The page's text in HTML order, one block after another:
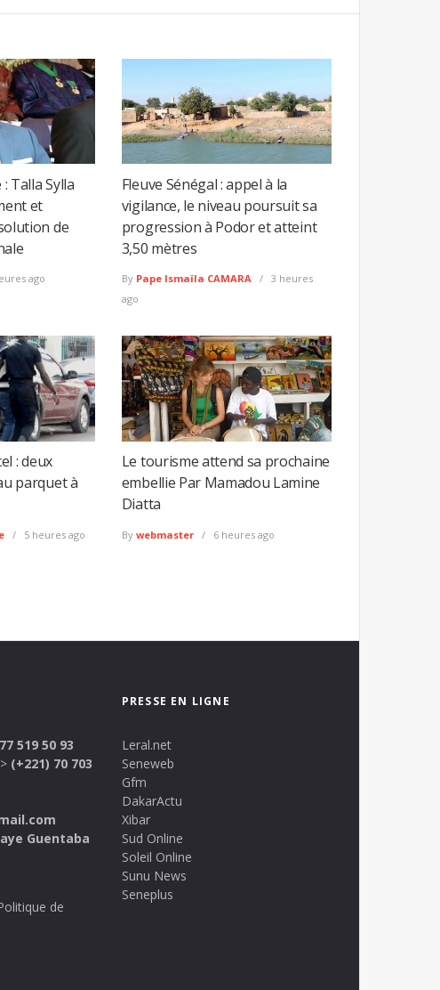
Talla Sylla
et
de
ago
Fleuve Sénégal : appel à la
vigilance, le niveau poursuit sa
progression à Podor et atteint
3,50 mètres
By Pape Ismaïla CAMARA
3 heures
ago
: deux
parquet à
5 heures ago
Le tourisme attend sa prochaine
embellie Par Mamadou Lamine
Diatta
By webmaster 6 heures ago
519 50 93
> (+221) 70 703
Guentaba
de
PRESSE EN LIGNE
Leral.net
Seneweb
Gfm
DakarActu
Xibar
Sud Online
Soleil Online
Sunu News
Seneplus